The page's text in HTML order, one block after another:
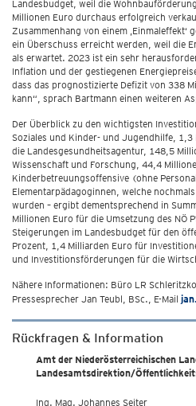
Landesbudget, weil die
Millionen Euro durchaus erfolgreich
Zusammenhang von einem
ein Überschuss erreicht werden, weil die
als erwartet. 2023 ist ein sehr
Inflation und der gestiegenen
dass das prognostizierte Defizit von 338
kann“, sprach Bartmann einen weiteren
Der Überblick zu den wichtigsten
Soziales und Kinder- und Jugendhilfe,
die Landesgesundheitsagentur, 148,5
Wissenschaft und Forschung, 44,4
Kinderbetreuungsoffensive (ohne
Elementarpädagoginnen, welche
wurden – ergibt dementsprechend in
Millionen Euro für die Umsetzung des NÖ
Steigerungen im Landesbudget für den
Prozent, 1,4 Milliarden Euro für
und Investitionsförderungen für die
Nähere Informationen: Büro LR
Pressesprecher Jan Teubl, BSc., E-Mail
Rückfragen & Information
Amt der Niederösterreichischen
Landesamtsdirektion/
Ing. Mag. Johannes Seiter